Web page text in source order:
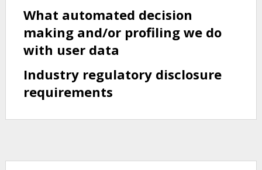
What automated decision
making and/or profiling we do
with user data
Industry regulatory disclosure
requirements